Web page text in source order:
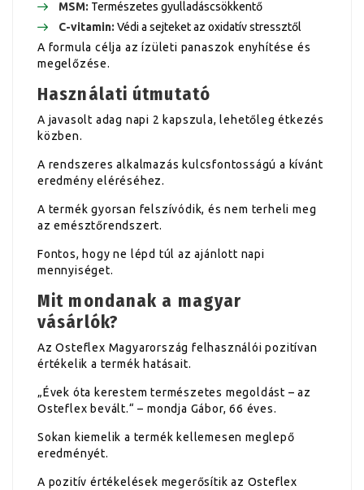
MSM: Természetes gyulladáscsökkentő
C-vitamin: Védi a sejteket az oxidatív stressztől
A formula célja az ízületi panaszok enyhítése és
megelőzése.
Használati útmutató
A javasolt adag napi 2 kapszula, lehetőleg étkezés
közben.
A rendszeres alkalmazás kulcsfontosságú a kívánt
eredmény eléréséhez.
A termék gyorsan felszívódik, és nem terheli meg
az emésztőrendszert.
Fontos, hogy ne lépd túl az ajánlott napi
mennyiséget.
Mit mondanak a magyar
vásárlók?
Az Osteflex Magyarország felhasználói pozitívan
értékelik a termék hatásait.
„Évek óta kerestem természetes megoldást – az
Osteflex bevált.“ – mondja Gábor, 66 éves.
Sokan kiemelik a termék kellemesen meglepő
eredményét.
A pozitív értékelések megerősítik az Osteflex